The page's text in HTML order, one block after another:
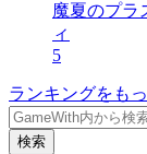
魔夏のプラ
ィ
5
ランキングをも
検索